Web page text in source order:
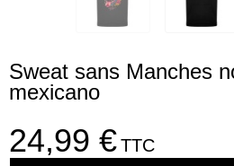
Sweat sans Manches
mexicano
24,99 €TTC